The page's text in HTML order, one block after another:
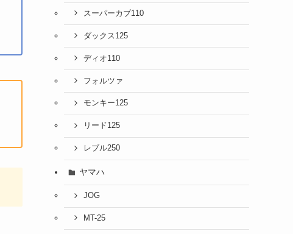
スーパーカブ110
ダックス125
ディオ110
フォルツァ
モンキー125
リード125
レブル250
ヤマハ
JOG
MT-25